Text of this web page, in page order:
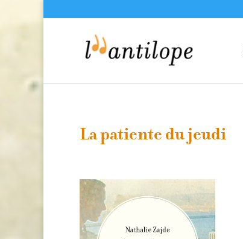
La patiente du jeudi